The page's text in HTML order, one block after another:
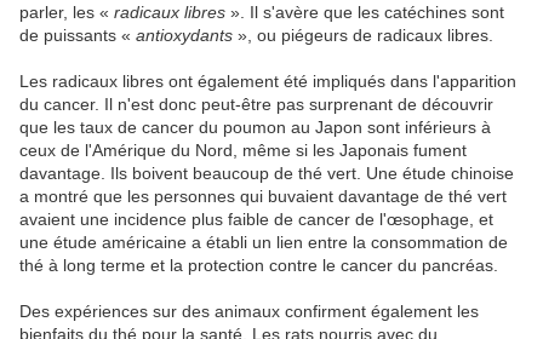
parler, les « radicaux libres ». Il s'avère que les catéchines sont
de puissants « antioxydants », ou piégeurs de radicaux libres.
Les radicaux libres ont également été impliqués dans l'apparition
du cancer. Il n'est donc peut-être pas surprenant de découvrir
que les taux de cancer du poumon au Japon sont inférieurs à
ceux de l'Amérique du Nord, même si les Japonais fument
davantage. Ils boivent beaucoup de thé vert. Une étude chinoise
a montré que les personnes qui buvaient davantage de thé vert
avaient une incidence plus faible de cancer de l'œsophage, et
une étude américaine a établi un lien entre la consommation de
thé à long terme et la protection contre le cancer du pancréas.
Des expériences sur des animaux confirment également les
bienfaits du thé pour la santé. Les rats nourris avec du